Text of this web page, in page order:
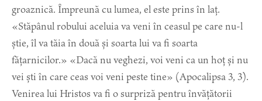
groaznică. Împreună cu lumea, el este prins în laț.
«Stăpânul robului aceluia va veni în ceasul pe care nu-l
știe, îl va tăia în două și soarta lui va fi soarta
fățarnicilor.» «Dacă nu veghezi, voi veni ca un hoț și nu
vei ști în care ceas voi veni peste tine» (Apocalipsa 3, 3).
Venirea lui Hristos va fi o surpriză pentru învățătorii